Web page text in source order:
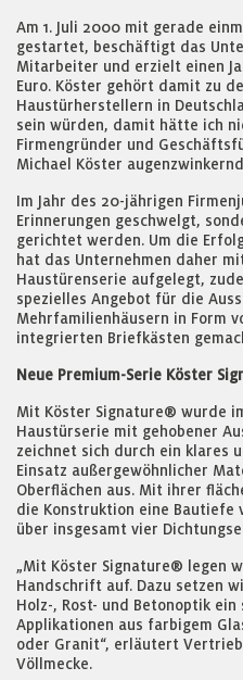
Am 1. Juli 2000 mit gerade
gestartet, beschäftigt das
Mitarbeiter und erzielt einen
Euro. Köster gehört damit zu
Haustürherstellern in
sein würden, damit hätte ich
Firmengründer und
Michael Köster
Im Jahr des 20-jährigen
Erinnerungen geschwelgt,
gerichtet werden. Um die
hat das Unternehmen daher
Haustürenserie aufgelegt,
spezielles Angebot für die
Mehrfamilienhäusern in Form
integrierten Briefkästen
Neue Premium-Serie Köster
Mit Köster Signature® wurde
Haustürserie mit gehobener
zeichnet sich durch ein klares
Einsatz außergewöhnlicher
Oberflächen aus. Mit ihrer
die Konstruktion eine Bautiefe
über insgesamt vier
„Mit Köster Signature® legen
Handschrift auf. Dazu setzen
Holz-, Rost- und Betonoptik ein
Applikationen aus farbigem
oder Granit“, erläutert
Völlmecke.